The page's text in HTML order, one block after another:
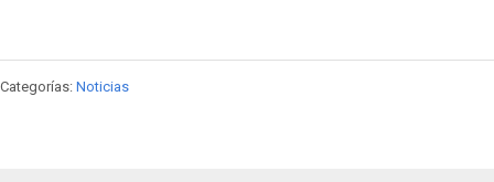
Categorías: Noticias